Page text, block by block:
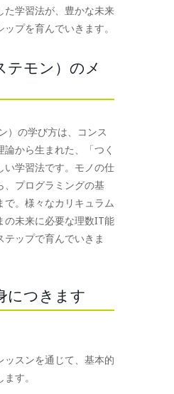
た学習法が、豊かな未来
プを育んでいきます。
テモン）のメ
）の学び方は、コンス
論から生まれた、「つく
い学習法です。モノの仕
、プログラミングの基
で。様々なカリキュラム
の未来に必要な理数IT能
テップで育んでいきま
につきます
ッスンを通じて、基本的
す。